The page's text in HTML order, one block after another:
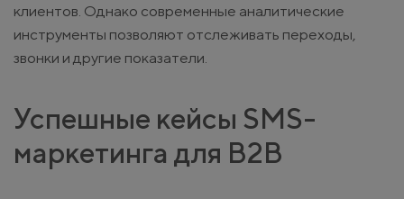
клиентов. Однако современные аналитические
инструменты позволяют отслеживать переходы,
звонки и другие показатели.
Успешные кейсы SMS-
маркетинга для B2B